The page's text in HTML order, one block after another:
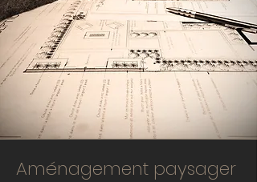
Aménagement paysager